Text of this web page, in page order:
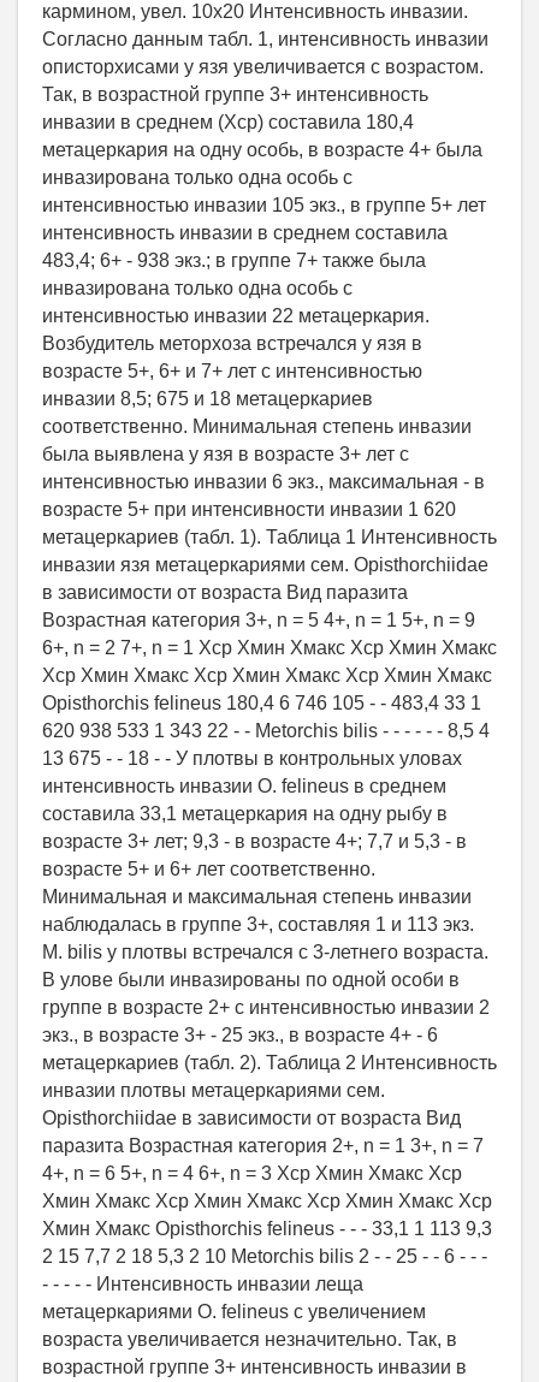
кармином, увел. 10х20 Интенсивность инвазии.
Согласно данным табл. 1, интенсивность инвазии
описторхисами у язя увеличивается с возрастом.
Так, в возрастной группе 3+ интенсивность
инвазии в среднем (Хср) составила 180,4
метацеркария на одну особь, в возрасте 4+ была
инвазирована только одна особь с
интенсивностью инвазии 105 экз., в группе 5+ лет
интенсивность инвазии в среднем составила
483,4; 6+ - 938 экз.; в группе 7+ также была
инвазирована только одна особь с
интенсивностью инвазии 22 метацеркария.
Возбудитель меторхоза встречался у язя в
возрасте 5+, 6+ и 7+ лет с интенсивностью
инвазии 8,5; 675 и 18 метацеркариев
соответственно. Минимальная степень инвазии
была выявлена у язя в возрасте 3+ лет с
интенсивностью инвазии 6 экз., максимальная - в
возрасте 5+ при интенсивности инвазии 1 620
метацеркариев (табл. 1). Таблица 1 Интенсивность
инвазии язя метацеркариями сем. Opisthorchiidae
в зависимости от возраста Вид паразита
Возрастная категория 3+, n = 5 4+, n = 1 5+, n = 9
6+, n = 2 7+, n = 1 Хср Хмин Хмакс Хср Хмин Хмакс
Хср Хмин Хмакс Хср Хмин Хмакс Хср Хмин Хмакс
Opisthorchis felineus 180,4 6 746 105 - - 483,4 33 1
620 938 533 1 343 22 - - Metorchis bilis - - - - - - 8,5 4
13 675 - - 18 - - У плотвы в контрольных уловах
интенсивность инвазии O. felineus в среднем
составила 33,1 метацеркария на одну рыбу в
возрасте 3+ лет; 9,3 - в возрасте 4+; 7,7 и 5,3 - в
возрасте 5+ и 6+ лет соответственно.
Минимальная и максимальная степень инвазии
наблюдалась в группе 3+, составляя 1 и 113 экз.
M. bilis у плотвы встречался с 3-летнего возраста.
В улове были инвазированы по одной особи в
группе в возрасте 2+ с интенсивностью инвазии 2
экз., в возрасте 3+ - 25 экз., в возрасте 4+ - 6
метацеркариев (табл. 2). Таблица 2 Интенсивность
инвазии плотвы метацеркариями сем.
Opisthorchiidae в зависимости от возраста Вид
паразита Возрастная категория 2+, n = 1 3+, n = 7
4+, n = 6 5+, n = 4 6+, n = 3 Хср Хмин Хмакс Хср
Хмин Хмакс Хср Хмин Хмакс Хср Хмин Хмакс Хср
Хмин Хмакс Opisthorchis felineus - - - 33,1 1 113 9,3
2 15 7,7 2 18 5,3 2 10 Metorchis bilis 2 - - 25 - - 6 - - -
- - - - - Интенсивность инвазии леща
метацеркариями O. felineus с увеличением
возраста увеличивается незначительно. Так, в
возрастной группе 3+ интенсивность инвазии в